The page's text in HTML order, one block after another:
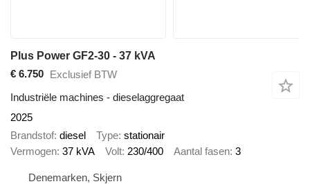
Plus Power GF2-30 - 37 kVA
€ 6.750 Exclusief BTW
Industriële machines - dieselaggregaat
2025
Brandstof diesel Type stationair
Vermogen 37 kVA Volt 230/400 Aantal fasen 3
Denemarken, Skjern